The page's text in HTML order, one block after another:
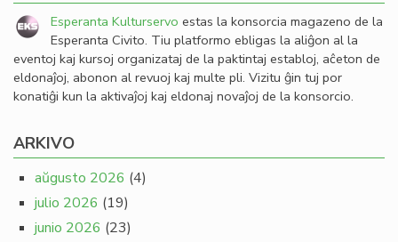
Esperanta Kulturservo estas la konsorcia magazeno de la
Esperanta Civito. Tiu platformo ebligas la aliĝon al la
eventoj kaj kursoj organizataj de la paktintaj establoj, aĉeton de
eldonaĵoj, abonon al revuoj kaj multe pli. Vizitu ĝin tuj por
konatiĝi kun la aktivaĵoj kaj eldonaj novaĵoj de la konsorcio.
ARKIVO
aŭgusto 2026 (4)
julio 2026 (19)
junio 2026 (23)